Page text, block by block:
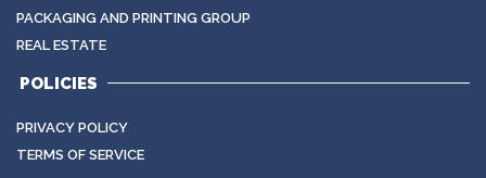
PACKAGING AND PRINTING GROUP
REAL ESTATE
POLICIES
PRIVACY POLICY
TERMS OF SERVICE